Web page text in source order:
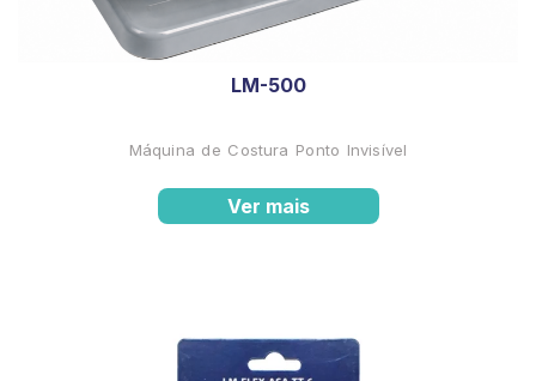
LM-500
Máquina de Costura Ponto Invisível
Ver mais